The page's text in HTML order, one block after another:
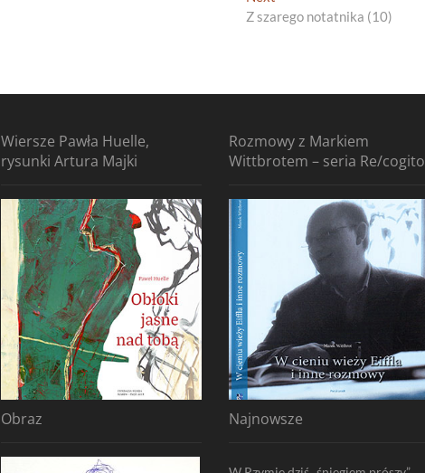
post:
Z szarego notatnika (10)
Wiersze Pawła Huelle,
rysunki Artura Majki
Obraz
Rozmowy z Markiem
Wittbrotem – seria Re/cogito
Najnowsze